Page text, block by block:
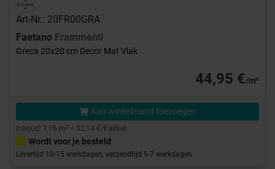
Art-Nr.: 20FR00GRA
Faetano Frammenti
Greca 20x20 cm Decor Mat Vlak
44,95 €/m²
Aan winkelmand toevoegen
Inhoud: 1,16 m² = 52,14 €/Pakket
Wordt voor je besteld
Levertijd 10-15 werkdagen, verzendtijd 5-7 werkdagen